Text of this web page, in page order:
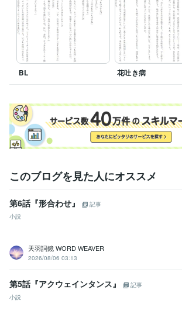
BL 花吐き病
このブログを見た人にオススメ
第6話『形合わせ』
記事
小説
天羽詞鏡 WORD WEAVER
2026/08/06 03:13
第5話『アクウェインタンス』
記事
小説